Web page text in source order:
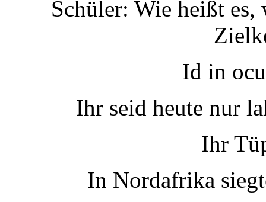
Schüler: Wie heißt
Id in
Ihr seid heute nur
Ihr
In Nordafrika